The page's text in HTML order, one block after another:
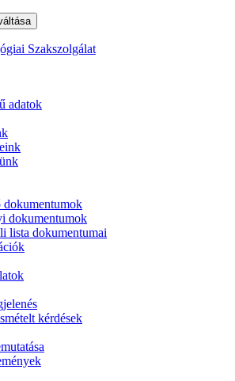
adatok
dokumentumok
dokumentumok
lista dokumentumai
kérdések